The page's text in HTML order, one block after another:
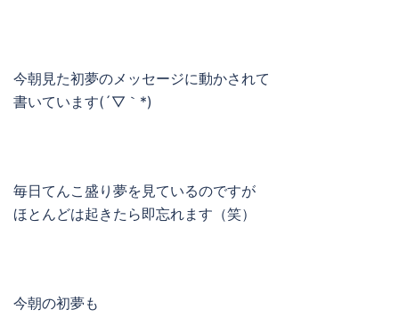
今朝見た初夢のメッセージに動かされて
書いています(´▽｀*)
毎日てんこ盛り夢を見ているのですが
ほとんどは起きたら即忘れます（笑）
今朝の初夢も